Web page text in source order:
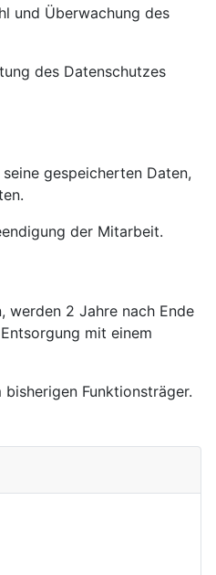
und Überwachung des
des Datenschutzes
gespeicherten Daten,
der Mitarbeit.
2 Jahre nach Ende
mit einem
Funktionsträger.